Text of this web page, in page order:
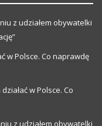
z udziałem obywatelki
w Polsce. Co naprawdę
w Polsce. Co
z udziałem obywatelki